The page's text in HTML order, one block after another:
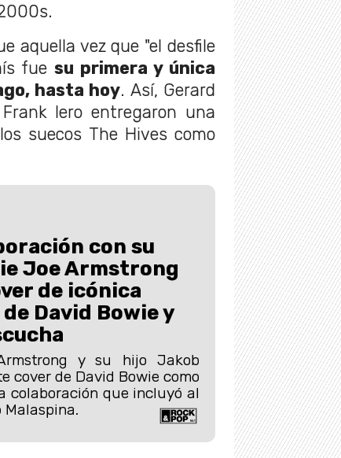
aquella vez que "el desfile
fuesu primera y única
hasta hoy. Así, Gerard
Iero entregaron una
suecos The Hives como
con su
Joe Armstrong
de icónica
David Bowie y
y su hijo Jakob
cover de David Bowie como
colaboración que incluyó al
Malaspina.